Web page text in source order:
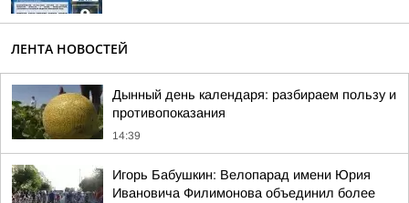
ЛЕНТА НОВОСТЕЙ
Дынный день календаря: разбираем пользу и
противопоказания
14:39
Игорь Бабушкин: Велопарад имени Юрия
Ивановича Филимонова объединил более